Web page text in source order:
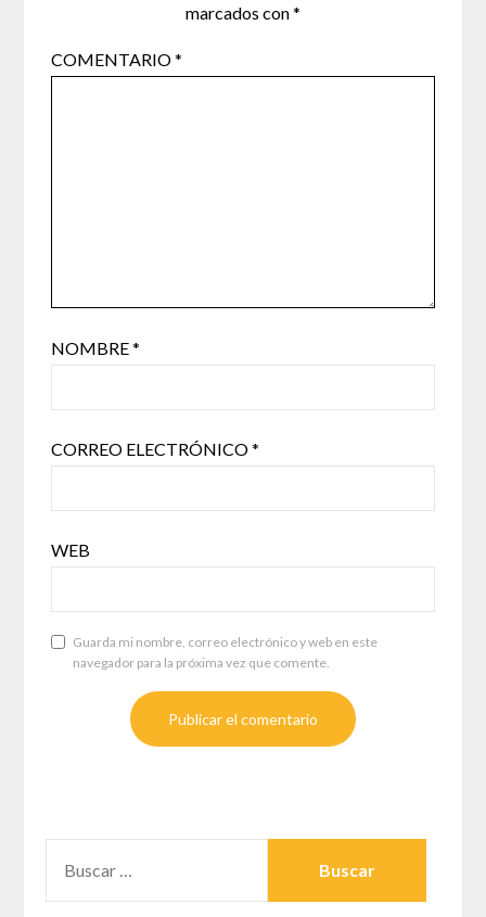
marcados con*
COMENTARIO*
NOMBRE*
CORREO ELECTRÓNICO*
WEB
Guarda mi nombre, correo electrónico y web en este
navegador para la próxima vez que comente.